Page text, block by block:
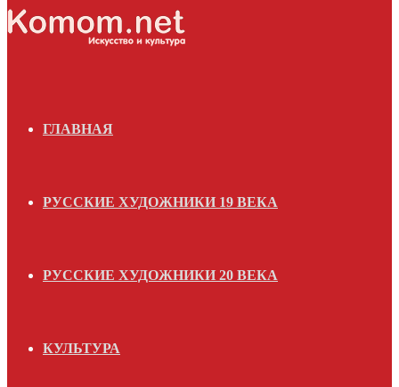
ГЛАВНАЯ
РУССКИЕ ХУДОЖНИКИ 19 ВЕКА
РУССКИЕ ХУДОЖНИКИ 20 ВЕКА
КУЛЬТУРА